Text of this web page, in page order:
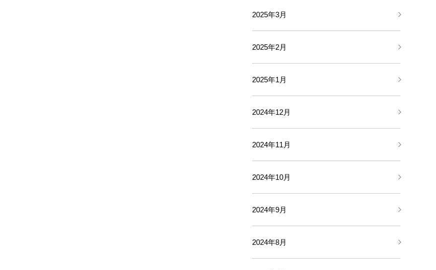
2025年3月
2025年2月
2025年1月
2024年12月
2024年11月
2024年10月
2024年9月
2024年8月